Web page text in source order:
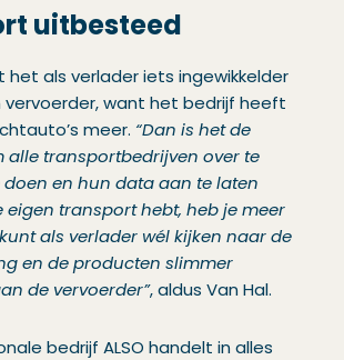
uitbesteed
het als verlader iets ingewikkelder
vervoerder, want het bedrijf heeft
meer. “Dan is het de
alle transportbedrijven over te
en hun data aan te laten
eigen transport hebt, heb je meer
als verlader wél kijken naar de
en de producten slimmer
de vervoerder”, aldus Van Hal.
bedrijf ALSO handelt in alles